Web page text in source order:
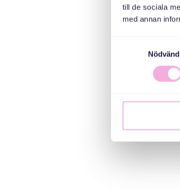
till de sociala
med annan